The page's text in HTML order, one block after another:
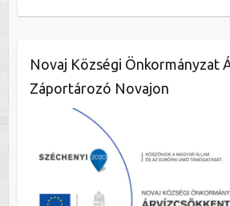
Novaj Községi Önkormányzat
Záportározó Novajon